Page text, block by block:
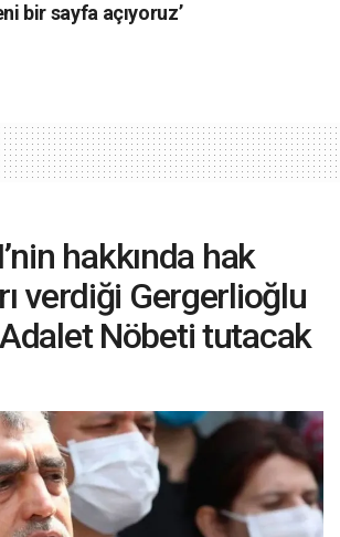
bir sayfa açıyoruz’
hakkında hak
verdiği Gergerlioğlu
Nöbeti tutacak